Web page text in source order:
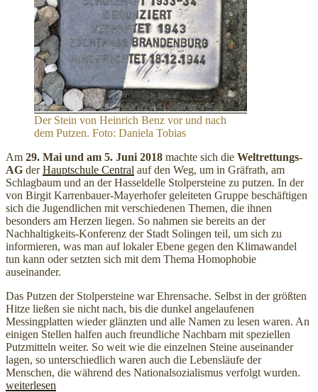
Der Stein von Heinrich Benz vor und nach
dem Putzen. Foto: Daniela Tobias
Am 29. Mai und am 5. Juni 2018 machte sich die Weltrettungs-
AG derHauptschule Central auf den Weg, um in Gräfrath, am
Schlagbaum und an der Hasseldelle Stolpersteine zu putzen. In der
von Birgit Karrenbauer-Mayerhofer geleiteten Gruppe beschäftigen
sich die Jugendlichen mit verschiedenen Themen, die ihnen
besonders am Herzen liegen. So nahmen sie bereits an der
Nachhaltigkeits-Konferenz der Stadt Solingen teil, um sich zu
informieren, was man auf lokaler Ebene gegen den Klimawandel
tun kann oder setzten sich mit dem Thema Homophobie
auseinander.
Das Putzen der Stolpersteine war Ehrensache. Selbst in der größten
Hitze ließen sie nicht nach, bis die dunkel angelaufenen
Messingplatten wieder glänzten und alle Namen zu lesen waren. An
einigen Stellen halfen auch freundliche Nachbarn mit speziellen
Putzmitteln weiter. So weit wie die einzelnen Steine auseinander
lagen, so unterschiedlich waren auch die Lebensläufe der
Menschen, die während des Nationalsozialismus verfolgt wurden.
weiterlesen